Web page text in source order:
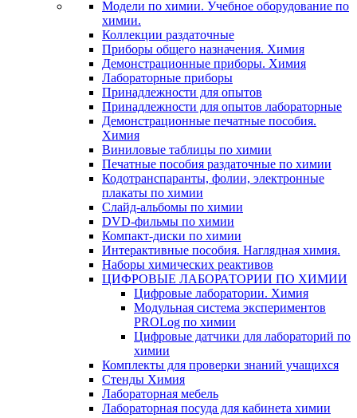
Модели по химии. Учебное оборудование по
химии.
Коллекции раздаточные
Приборы общего назначения. Химия
Демонстрационные приборы. Химия
Лабораторные приборы
Принадлежности для опытов
Принадлежности для опытов лабораторные
Демонстрационные печатные пособия.
Химия
Виниловые таблицы по химии
Печатные пособия раздаточные по химии
Кодотранспаранты, фолии, электронные
плакаты по химии
Слайд-альбомы по химии
DVD-фильмы по химии
Компакт-диски по химии
Интерактивные пособия. Наглядная химия.
Наборы химических реактивов
ЦИФРОВЫЕ ЛАБОРАТОРИИ ПО ХИМИИ
Цифровые лаборатории. Химия
Модульная система экспериментов
PROLog по химии
Цифровые датчики для лабораторий по
химии
Комплекты для проверки знаний учащихся
Стенды Химия
Лабораторная мебель
Лабораторная посуда для кабинета химии